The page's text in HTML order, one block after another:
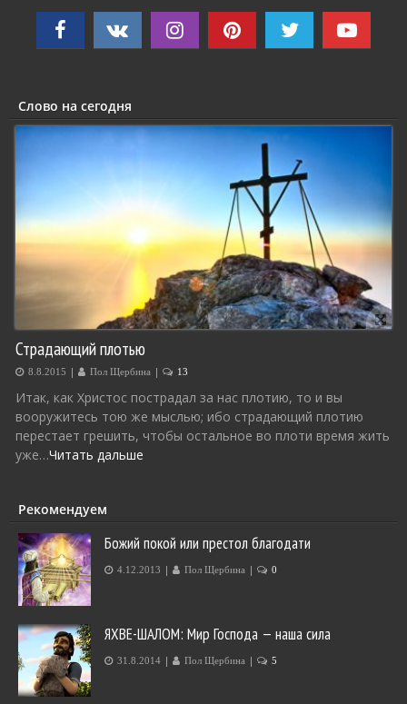
Слово на сегодня
Страдающий плотью
8.8.2015 | Пол Щербина | 13
Итак, как Христос пострадал за нас плотию, то и вы
вооружитесь тою же мыслью; ибо страдающий плотию
перестает грешить, чтобы остальное во плоти время жить
уже…Читать дальше
Рекомендуем
Божий покой или престол благодати
4.12.2013 | Пол Щербина | 0
ЯХВЕ-ШАЛОМ: Мир Господа — наша сила
31.8.2014 | Пол Щербина | 5